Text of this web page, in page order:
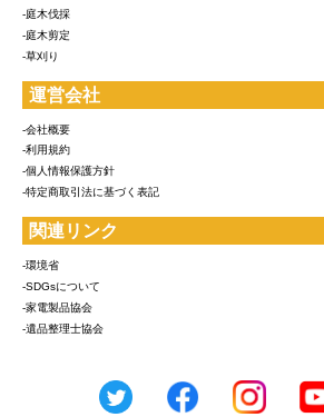
-庭木伐採
-庭木剪定
-草刈り
運営会社
-会社概要
-利用規約
-個人情報保護方針
-特定商取引法に基づく表記
関連リンク
-環境省
-SDGsについて
-家電製品協会
-遺品整理士協会